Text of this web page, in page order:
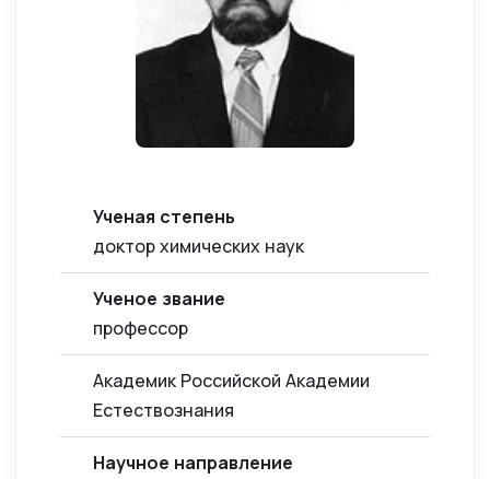
Ученая степень
доктор химических наук
Ученое звание
профессор
Академик Российской Академии
Естествознания
Научное направление